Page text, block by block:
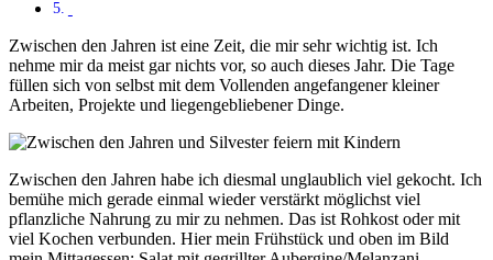
Zwischen den Jahren ist eine Zeit, die mir sehr wichtig ist. Ich
nehme mir da meist gar nichts vor, so auch dieses Jahr. Die Tage
füllen sich von selbst mit dem Vollenden angefangener kleiner
Arbeiten, Projekte und liegengebliebener Dinge.
Zwischen den Jahren habe ich diesmal unglaublich viel gekocht. Ich
bemühe mich gerade einmal wieder verstärkt möglichst viel
pflanzliche Nahrung zu mir zu nehmen. Das ist Rohkost oder mit
viel Kochen verbunden. Hier mein Frühstück und oben im Bild